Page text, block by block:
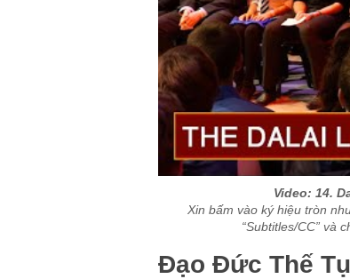
Video: 14.
Xin bấm vào ký hiệu tròn
“Subtitles/CC” và
Đạo Đức Thế